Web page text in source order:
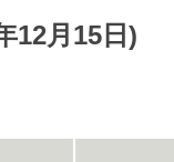
12月15日)